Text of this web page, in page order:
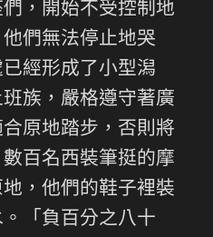
，開始不受控制地
們無法停止地哭
經形成了小型潟
族，嚴格遵守著廣
原地踏步，否則將
百名西裝筆挺的摩
，他們的鞋子裡裝
「負百分之八十